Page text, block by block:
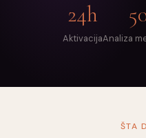
24h
AktivacijaAnaliza
ŠTA